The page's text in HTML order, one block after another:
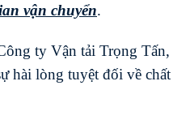
vận chuyển.
ty Vận tải Trọng Tấn,
hài lòng tuyệt đối về chất